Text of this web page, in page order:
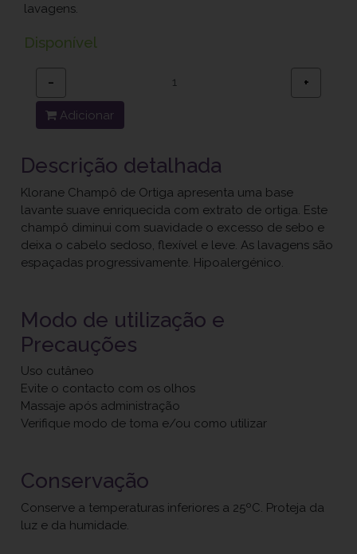
lavagens.
Disponível
− +
Adicionar
Descrição detalhada
Klorane Champô de Ortiga apresenta uma base
lavante suave enriquecida com extrato de ortiga. Este
champô diminui com suavidade o excesso de sebo e
deixa o cabelo sedoso, flexível e leve. As lavagens são
espaçadas progressivamente. Hipoalergénico.
Modo de utilização e
Precauções
Uso cutâneo
Evite o contacto com os olhos
Massaje após administração
Verifique modo de toma e/ou como utilizar
Conservação
Conserve a temperaturas inferiores a 25ºC. Proteja da
luz e da humidade.